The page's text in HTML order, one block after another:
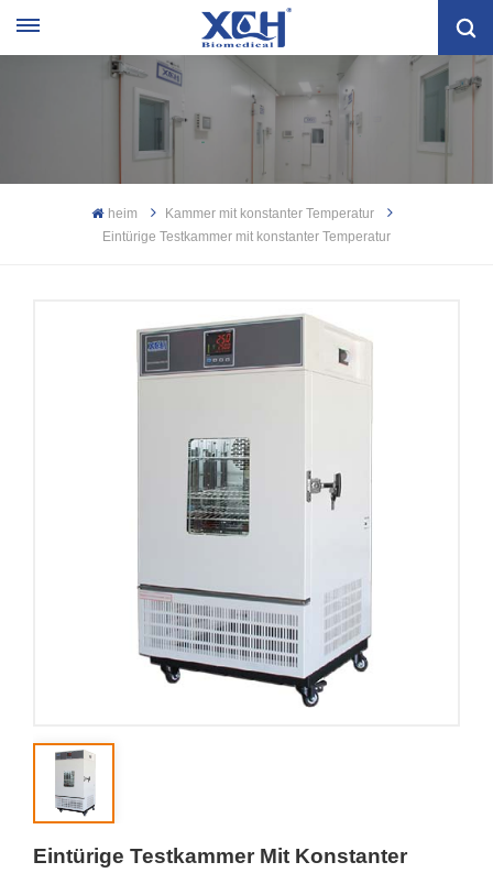
heim
Kammer mit konstanter Temperatur
Eintürige Testkammer mit konstanter Temperatur
Eintürige Testkammer Mit Konstanter